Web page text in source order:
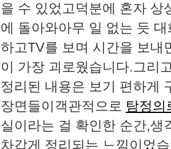
을 수 있었고덕분에 혼자 상
에 돌아와아무 일 없는 듯
하고TV를 보며 시간을 보내
이 가장 괴로웠습니다.​그리
정리된 내용은 보기 편하게
장면들이객관적으로 탐정의
실이라는 걸 확인한 순간,생
차갑게 정리되는 느낌이었